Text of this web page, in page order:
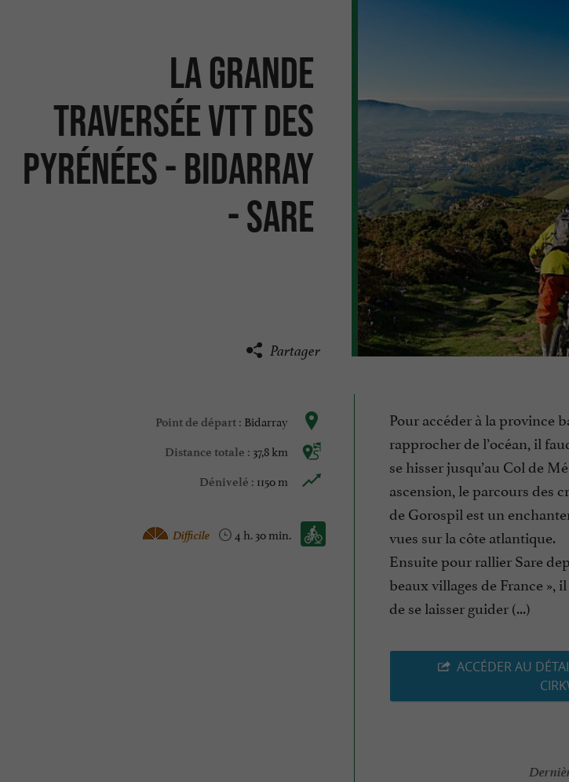
La Grande
Traversée VTT des
Pyrénées - Bidarray
- Sare
Partager
Point de départ : Bidarray
Distance totale : 37,8 km
Dénivelé : 1150 m
Vtt :
4 h. 30 min.
Difficile
Pour accéder à la province
rapprocher de l’océan, il
se hisser jusqu’au Col de
ascension, le parcours des
de Gorospil est un
vues sur la côte atlantique.
Ensuite pour rallier Sare
beaux villages de France »,
de se laisser guider (...)
ACCÉDER AU